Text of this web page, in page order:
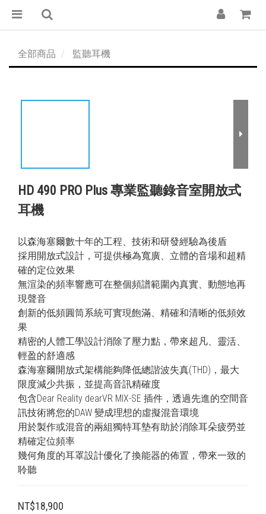
全部商品 監聽耳機
HD 490 PRO Plus 專業監聽錄音室開放式
耳機
以森海塞爾數十年的工程、技術和研發經驗為後盾
採用開放式設計，可提供極為寬廣、立體的音場和超精
確的定位效果
無渲染的頻率響應可在整個頻譜範圍內真實、動態地再
現聲音
創新的低頻圓筒系統可實現飽滿、精確和清晰的低頻效
果
精密的人體工學設計消除了壓力點，帶來超凡、靈活、
輕盈的舒適感
森海塞爾開放式架構能夠降低總諧波失真(THD)，最大
限度減少共振，並提高音訊精確度
包含Dear Reality dearVR MIX-SE 插件，透過先進的空間音
訊技術將您的DAW 變成理想的虛擬混音環境
用於製作或混音的兩組獨特耳墊有助於消除耳朵疲勞並
精確定位頻率
幾何角度的耳罩設計優化了換能器的佈置，帶來一致的
聆聽
NT$18,900